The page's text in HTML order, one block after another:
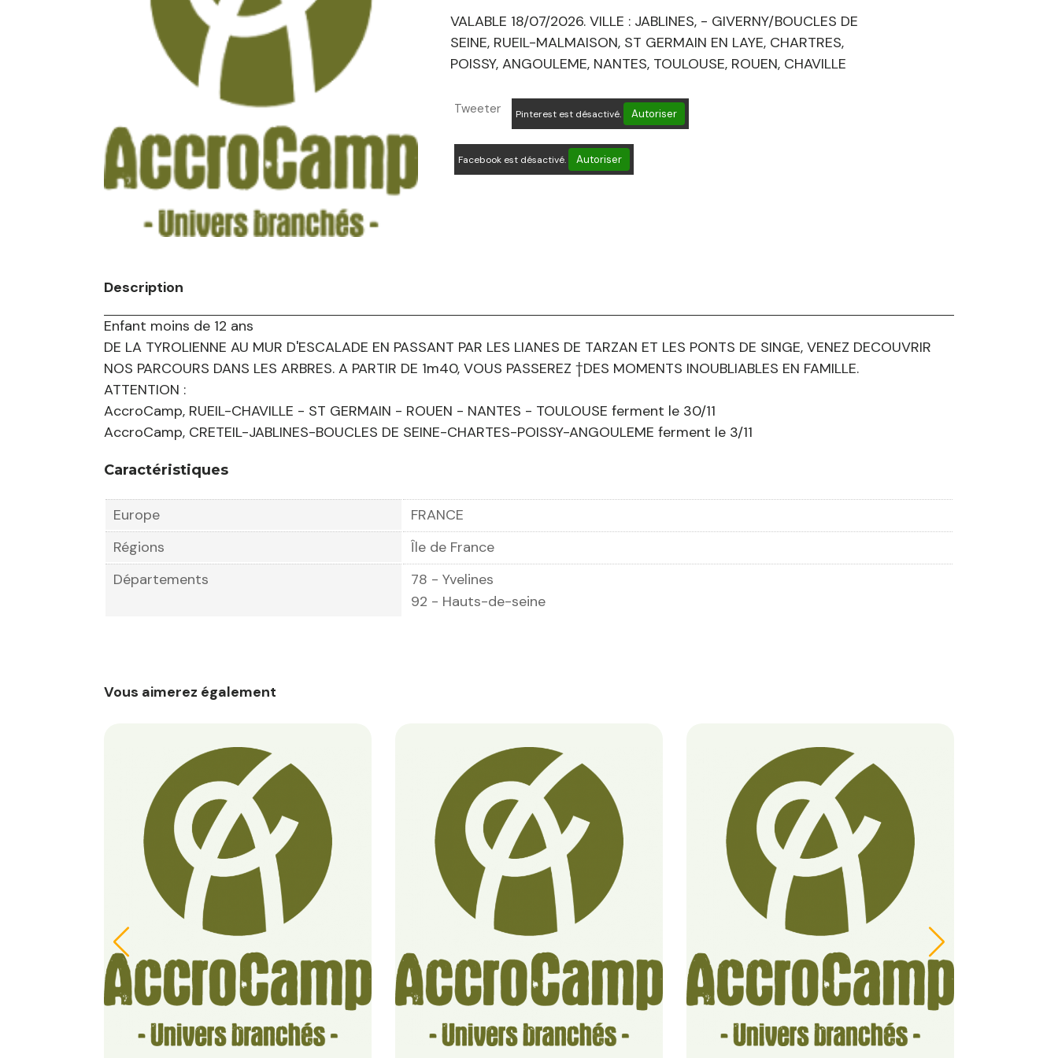
VALABLE 18/07/2026. VILLE : JABLINES, - GIVERNY/BOUCLES DE
SEINE, RUEIL-MALMAISON, ST GERMAIN EN LAYE, CHARTRES,
POISSY, ANGOULEME, NANTES, TOULOUSE, ROUEN, CHAVILLE
Tweeter Pinterest est désactivé. Autoriser
Facebook est désactivé. Autoriser
Description
Enfant moins de 12 ans
DE LA TYROLIENNE AU MUR D'ESCALADE EN PASSANT PAR LES LIANES DE TARZAN ET LES PONTS DE SINGE, VENEZ DECOUVRIR
NOS PARCOURS DANS LES ARBRES. A PARTIR DE 1m40, VOUS PASSEREZ †DES MOMENTS INOUBLIABLES EN FAMILLE.
ATTENTION :
AccroCamp, RUEIL-CHAVILLE - ST GERMAIN - ROUEN - NANTES - TOULOUSE ferment le 30/11
AccroCamp, CRETEIL-JABLINES-BOUCLES DE SEINE-CHARTES-POISSY-ANGOULEME ferment le 3/11
Caractéristiques
Europe
FRANCE
Régions
Île de France
Départements
78 - Yvelines
92 - Hauts-de-seine
Vous aimerez également